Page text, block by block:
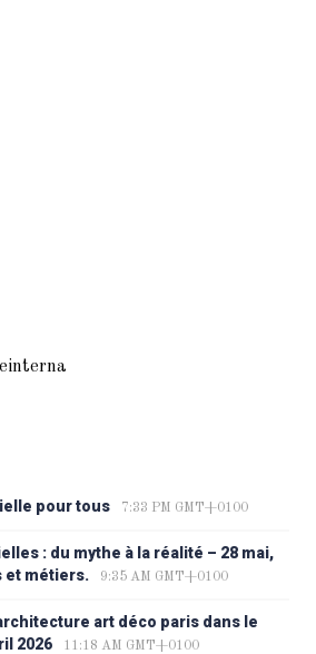
pour tous 7:33 PM GMT+0100
: du mythe à la réalité – 28 mai,
et métiers.
9:35 AM GMT+0100
art déco paris dans le
2026
11:18 AM GMT+0100